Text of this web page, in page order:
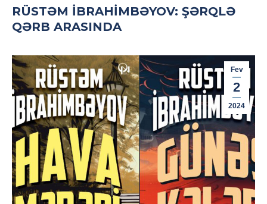
RÜSTƏM İBRAHİMBƏYOV: ŞƏRQLƏ
QƏRB ARASINDA
Fev
2
2024